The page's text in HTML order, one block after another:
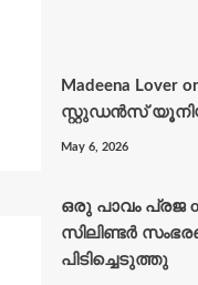
Madeena Lover
സ്റ്റുഡൻസ്
May 6, 2026
ഒരു പാവം പ്രജ
സിലിണ്ടർ
പിടിച്ചെടുത്തു